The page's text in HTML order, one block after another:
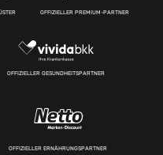
OFFIZIELLER PREMIUM-PARTNER
OFFIZIELLER GESUNDHEITSPARTNER
OFFIZIELLER ERNÄHRUNGSPARTNER